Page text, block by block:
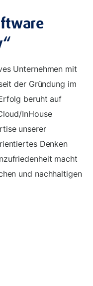
Unternehmen mit
der Gründung im
beruht auf
InHouse
unserer
Denken
macht
und nachhaltigen